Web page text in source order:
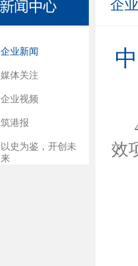
企业新闻
媒体关注
企业视频
筑港报
以史为鉴，开创未
来
企
效